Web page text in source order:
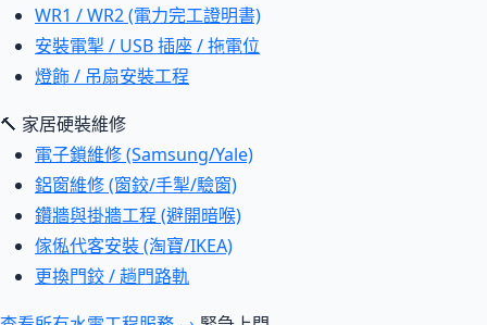
WR1 / WR2 (電力完工證明書)
安裝電掣 / USB 插座 / 拖電位
燈飾 / 吊扇安裝工程
🔨 家居硬裝維修
電子鎖維修 (Samsung/Yale)
鋁窗維修 (窗鉸/手掣/驗窗)
鑽牆與掛牆工程 (避開暗喉)
傢俬代客安裝 (淘寶/IKEA)
更換門鉸 / 趟門路軌